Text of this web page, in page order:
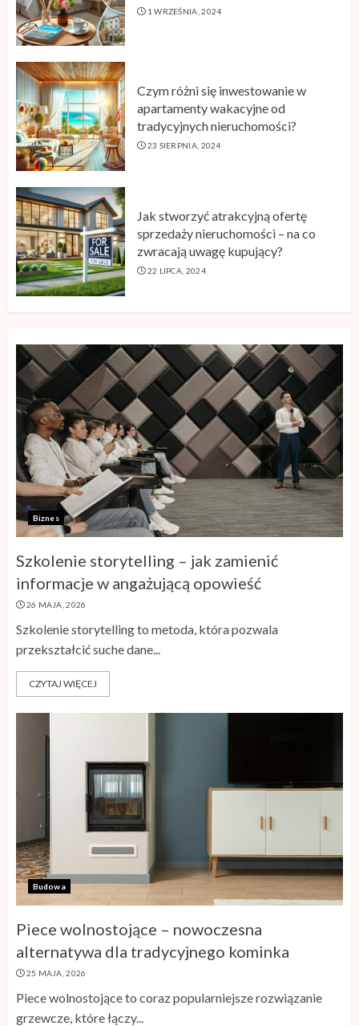
1 WRZEŚNIA, 2024
Czym różni się inwestowanie w
apartamenty wakacyjne od
tradycyjnych nieruchomości?
23 SIERPNIA, 2024
Jak stworzyć atrakcyjną ofertę
sprzedaży nieruchomości – na co
zwracają uwagę kupujący?
22 LIPCA, 2024
Biznes
Szkolenie storytelling – jak zamienić
informacje w angażującą opowieść
26 MAJA, 2026
Szkolenie storytelling to metoda, która pozwala
przekształcić suche dane...
CZYTAJ WIĘCEJ
Budowa
Piece wolnostojące – nowoczesna
alternatywa dla tradycyjnego kominka
25 MAJA, 2026
Piece wolnostojące to coraz popularniejsze rozwiązanie
grzewcze, które łączy...